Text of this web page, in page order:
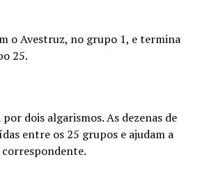
o Avestruz, no grupo 1, e termina
25.
dois algarismos. As dezenas de
entre os 25 grupos e ajudam a